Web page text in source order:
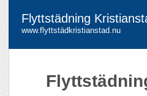
Flyttstädning
www.flyttstädkristianstad.nu